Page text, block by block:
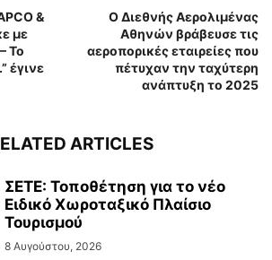
&
με
Το
έγινε
Ο Διεθνής Αερολιμένας
Αθηνών βράβευσε τις
αεροπορικές εταιρείες που
πέτυχαν την ταχύτερη
ανάπτυξη το 2025
ARTICLES
ΣΕΤΕ: Τοποθέτηση για το νέο
Ειδικό Χωροταξικό Πλαίσιο
Τουρισμού
8 Αυγούστου, 2026